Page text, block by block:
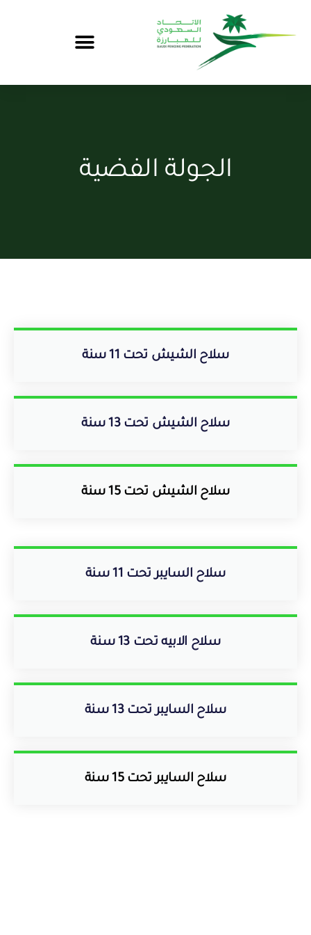
الجولة الفضية
سلاح الشيش تحت 11 سنة
سلاح الشيش تحت 13 سنة
سلاح الشيش تحت 15 سنة
سلاح السايبر تحت 11 سنة
سلاح الابيه تحت 13 سنة
سلاح السايبر تحت 13 سنة
سلاح السايبر تحت 15 سنة